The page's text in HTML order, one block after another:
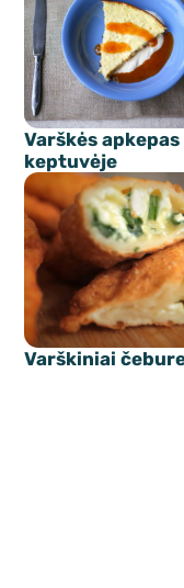
Varškės apkepas
keptuvėje
Varškiniai